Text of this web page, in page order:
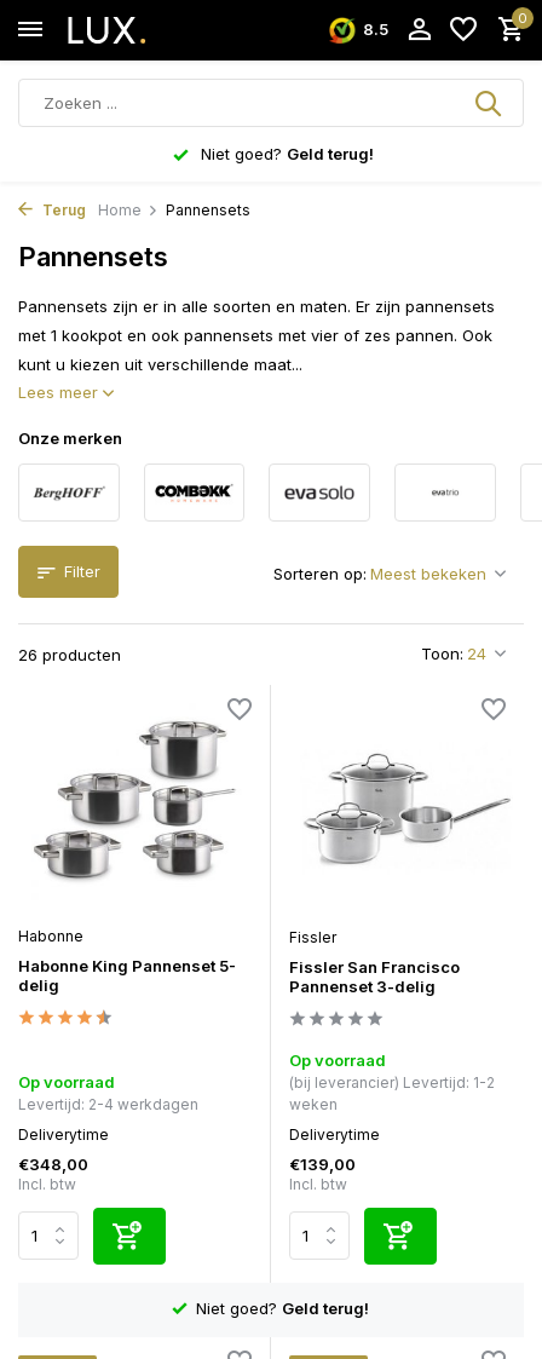
8.5
0
Niet goed? Geld terug!
Terug Home Pannensets
Pannensets
Pannensets zijn er in alle soorten en maten. Er zijn pannensets
met 1 kookpot en ook pannensets met vier of zes pannen. Ook
kunt u kiezen uit verschillende maat...
Lees meer
Onze merken
Filter
26 producten Toon:
Sorteren op:
Habonne
Habonne King Pannenset 5-
delig
Op voorraad
Levertijd: 2-4 werkdagen
Deliverytime
€348,00
Incl. btw
Fissler
Fissler San Francisco
Pannenset 3-delig
Op voorraad
(bij leverancier) Levertijd: 1-2
weken
Deliverytime
€139,00
Incl. btw
Niet goed? Geld terug!